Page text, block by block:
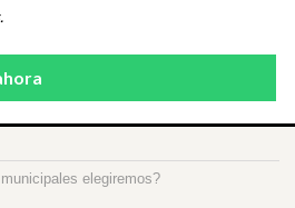
elegiremos?